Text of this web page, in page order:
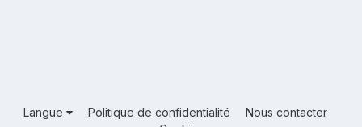
Langue Politique de confidentialité
Nous contacter